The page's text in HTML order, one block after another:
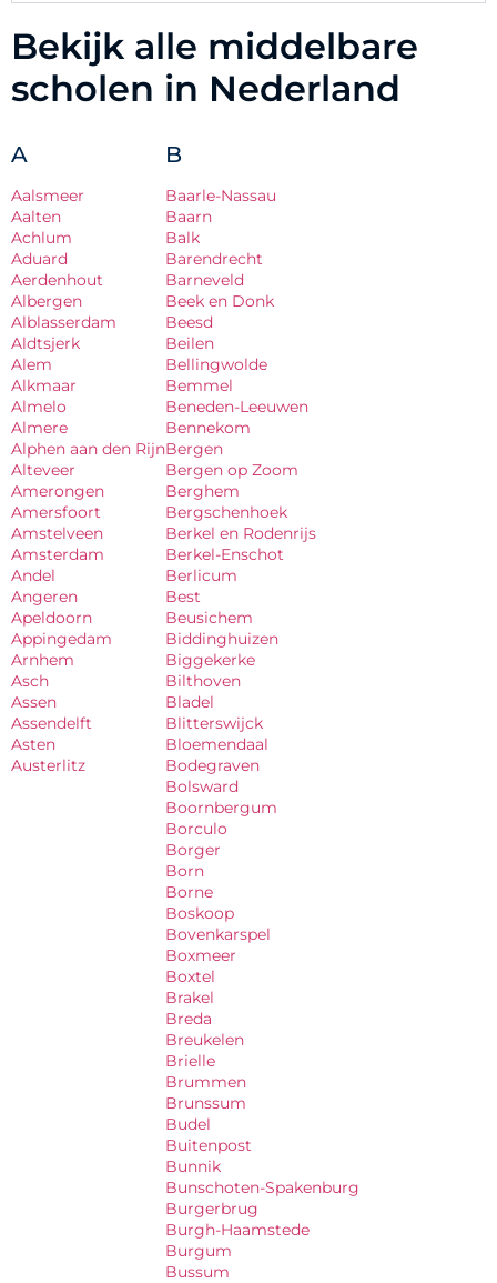
Bekijk alle middelbare
scholen in Nederland
A
Aalsmeer
Aalten
Achlum
Aduard
Aerdenhout
Albergen
Alblasserdam
Aldtsjerk
Alem
Alkmaar
Almelo
Almere
Alphen aan den Rijn
Alteveer
Amerongen
Amersfoort
Amstelveen
Amsterdam
Andel
Angeren
Apeldoorn
Appingedam
Arnhem
Asch
Assen
Assendelft
Asten
Austerlitz
B
Baarle-Nassau
Baarn
Balk
Barendrecht
Barneveld
Beek en Donk
Beesd
Beilen
Bellingwolde
Bemmel
Beneden-Leeuwen
Bennekom
Bergen
Bergen op Zoom
Berghem
Bergschenhoek
Berkel en Rodenrijs
Berkel-Enschot
Berlicum
Best
Beusichem
Biddinghuizen
Biggekerke
Bilthoven
Bladel
Blitterswijck
Bloemendaal
Bodegraven
Bolsward
Boornbergum
Borculo
Borger
Born
Borne
Boskoop
Bovenkarspel
Boxmeer
Boxtel
Brakel
Breda
Breukelen
Brielle
Brummen
Brunssum
Budel
Buitenpost
Bunnik
Bunschoten-Spakenburg
Burgerbrug
Burgh-Haamstede
Burgum
Bussum